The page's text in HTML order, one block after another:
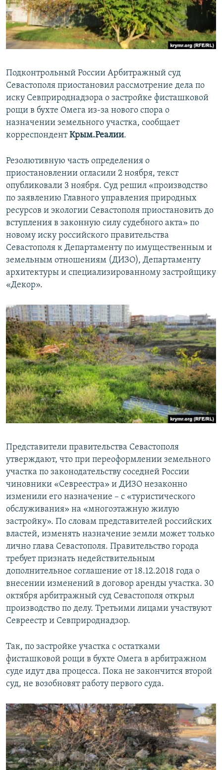
ПОБЕДИТЕЛЕЙ НЕ СУДЯТ?
КРЫМ.НЕПОКОРЕННЫЙ
ELIFBE
ПРИСОЕДИНЯЙТЕСЬ!
Все сайты RFE/RL
Подконтрольный России Арбитражный суд
Севастополя приостановил рассмотрение дела по
иску Севприроднадзора о застройке фисташковой
рощи в бухте Омега из-за нового спора о
назначении земельного участка, сообщает
корреспондентКрым.Реалии.
Резолютивную часть определения о
приостановлении огласили 2 ноября, текст
опубликовали 3 ноября. Суд решил «производство
по заявлению Главного управления природных
ресурсов и экологии Севастополя приостановить до
вступления в законную силу судебного акта» по
новому иску российского правительства
Севастополя к Департаменту по имущественным и
земельным отношениям (ДИЗО), Департаменту
архитектуры и специализированному застройщику
«Декор».
Представители правительства Севастополя
утверждают, что при переоформлении земельного
участка по законодательству соседней России
чиновники «Севреестра» и ДИЗО незаконно
изменили его назначение – с «туристического
обслуживания» на «многоэтажную жилую
застройку». По словам представителей российских
властей, изменять назначение земли может только
лично глава Севастополя. Правительство города
требует признать недействительным
дополнительное соглашение от 18.12.2018 года о
внесении изменений в договор аренды участка. 30
октября арбитражный суд Севастополя открыл
производство по делу. Третьими лицами участвуют
Севреестр и Севприроднадзор.
Так, по застройке участка с остатками
фисташковой рощи в бухте Омега в арбитражном
суде идут два процесса. Пока не закончится второй
суд, не возобновят работу первого суда.